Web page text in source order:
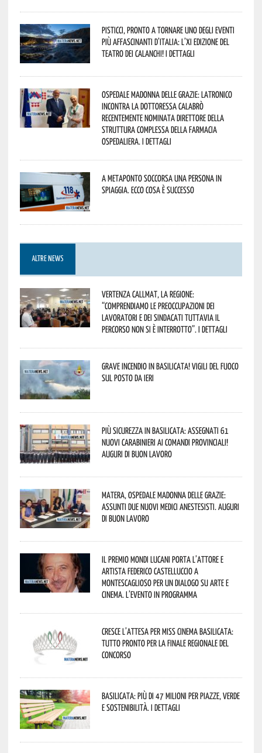
Pisticci, pronto a tornare uno degli eventi
più affascinanti d’Italia: l’XI edizione del
Teatro dei Calanchi! I dettagli
Ospedale Madonna delle Grazie: Latronico
incontra la dottoressa Calabrò
recentemente nominata Direttore della
Struttura Complessa della Farmacia
Ospedaliera. I dettagli
A Metaponto soccorsa una persona in
spiaggia. Ecco cosa è successo
ALTRE NEWS
Vertenza CallMat, la Regione:
“comprendiamo le preoccupazioni dei
lavoratori e dei sindacati tuttavia il
percorso non si è interrotto”. I dettagli
Grave incendio in Basilicata! Vigili del fuoco
sul posto da ieri
Più sicurezza in Basilicata: assegnati 61
nuovi Carabinieri ai Comandi provinciali!
Auguri di buon lavoro
Matera, Ospedale Madonna delle Grazie:
assunti due nuovi medici anestesisti. Auguri
di buon lavoro
Il Premio Mondi Lucani porta l’attore e
artista Federico Castelluccio a
Montescaglioso per un dialogo su arte e
cinema. L’evento in programma
Cresce l’attesa per Miss Cinema Basilicata:
tutto pronto per la finale regionale del
concorso
Basilicata: più di 47 milioni per piazze, verde
e sostenibilità. I dettagli